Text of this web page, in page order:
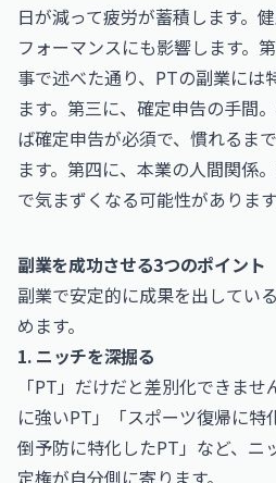
日が減って疲労が蓄積します。
フォーマンスにも影響します。
事で述べた通り、PTの副業には
ます。第三に、確定申告の手間
ば確定申告が必須で、慣れるま
ます。第四に、本業の人間関係
で気まずくなる可能性があります
副業を成功させる3つのポイント
副業で安定的に成果を出してい
めます。
1. ニッチを深掘る
「PT」だけだと差別化できま
に強いPT」「スポーツ復帰に特
倒予防に特化したPT」など、ニ
定権が自分側に寄ります。